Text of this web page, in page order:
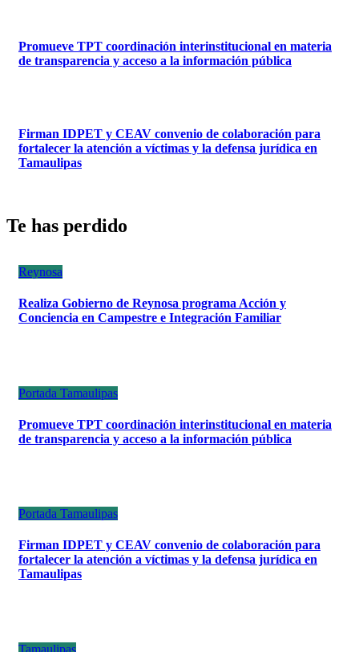
Promueve TPT coordinación interinstitucional en materia
de transparencia y acceso a la información pública
Firman IDPET y CEAV convenio de colaboración para
fortalecer la atención a víctimas y la defensa jurídica en
Tamaulipas
Te has perdido
Reynosa
Realiza Gobierno de Reynosa programa Acción y
Conciencia en Campestre e Integración Familiar
Portada Tamaulipas
Promueve TPT coordinación interinstitucional en materia
de transparencia y acceso a la información pública
Portada Tamaulipas
Firman IDPET y CEAV convenio de colaboración para
fortalecer la atención a víctimas y la defensa jurídica en
Tamaulipas
Tamaulipas